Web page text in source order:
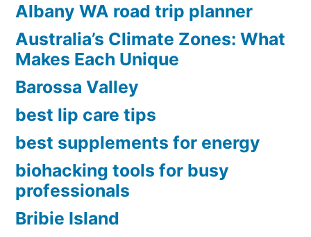
เด่น
ของ
ยุโรป
เหนือ”
Albany WA road trip planner
Australia’s Climate Zones: What
Makes Each Unique
Barossa Valley
best lip care tips
best supplements for energy
biohacking tools for busy
professionals
Bribie Island